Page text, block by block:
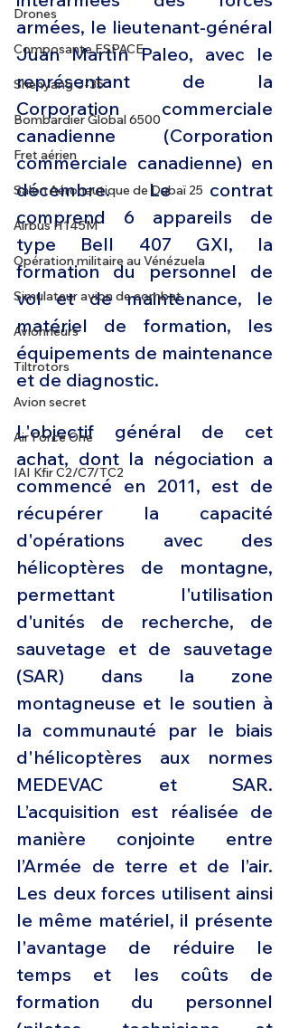
Drones
Composante ESPACE
Shenyang J-35
Bombardier Global 6500
Fret aérien
Salon Aéronautique de Dubaï 25
Airbus H145M
Opération militaire au Vénézuela
Simulateur avion de combat
Avionneurs
Tiltrotors
Avion secret
Air Force One
IAI Kfir C2/C7/TC2
armées, le lieutenant-général
Juan Martìn Paleo, avec le
représentant de la
Corporation commerciale
canadienne (Corporation
commerciale canadienne) en
décembre. Le contrat
comprend 6 appareils de
type Bell 407 GXI, la
formation du personnel de
vol et de maintenance, le
matériel de formation, les
équipements de maintenance
et de diagnostic.
L'objectif général de cet
achat, dont la négociation a
commencé en 2011, est de
récupérer la capacité
d'opérations avec des
hélicoptères de montagne,
permettant l'utilisation
d'unités de recherche, de
sauvetage et de sauvetage
(SAR) dans la zone
montagneuse et le soutien à
la communauté par le biais
d'hélicoptères aux normes
MEDEVAC et SAR.
L’acquisition est réalisée de
manière conjointe entre
l’Armée de terre et de l’air.
Les deux forces utilisent ainsi
le même matériel, il présente
l'avantage de réduire le
temps et les coûts de
formation du personnel